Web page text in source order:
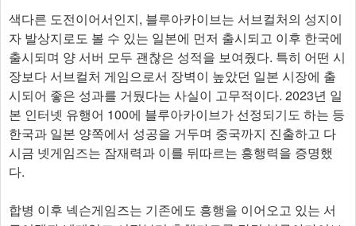
색다른 도전이어서인지, 블루아카이브는 서브컬처의 성지이
자 발상지로도 볼 수 있는 일본에 먼저 출시되고 이후 한국에
출시되며 양 서버 모두 괜찮은 성적을 보여줬다. 특히 어떤 시
장보다 서브컬처 게임으로서 장벽이 높았던 일본 시장에 출
시되어 좋은 성과를 거뒀다는 사실이 고무적이다. 2023년 일
본 인터넷 유행어 100에 블루아카이브가 선정되기도 하는 등
한국과 일본 양쪽에서 성공을 거두며 중국까지 진출하고 다
시금 넷게임즈는 잠재력과 이를 뒤따르는 흥행력을 증명했
다.
합병 이후 넥슨게임즈는 기존에도 흥행을 이어오고 있는 서